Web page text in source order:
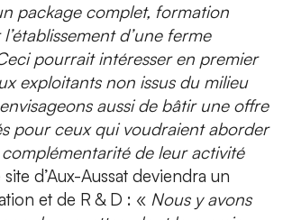
package complet, formation
d’une ferme
pourrait intéresser en premier
exploitants non issus du milieu
aussi de bâtir une offre
pour ceux qui voudraient aborder
complémentarité de leur activité
site d’Aux-Aussat deviendra un
et de R & D : « Nous y avons